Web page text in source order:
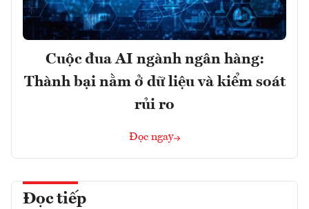
Cuộc đua AI ngành ngân hàng:
Thành bại nằm ở dữ liệu và kiểm soát
rủi ro
Đọc ngay
Đọc tiếp